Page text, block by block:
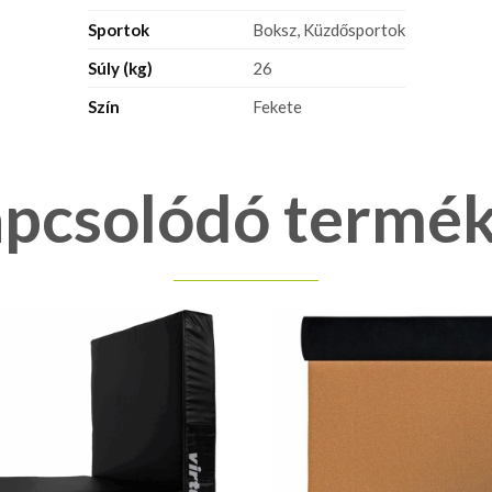
Sportok
Boksz, Küzdősportok
Súly (kg)
26
Szín
Fekete